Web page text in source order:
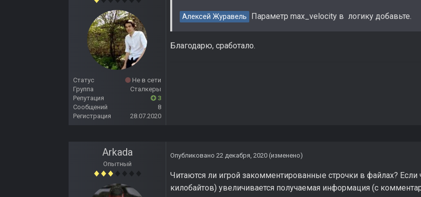
Статус
Не в сети
Группа
Сталкеры
Репутация
3
Сообщений
8
Регистрация
28.07.2020
Алексей Журавель Параметр max_velocity в логику добавьте.
Благодарю, сработало.
Arkada
Опытный
Опубликовано 22 декабря, 2020 (изменено)
Читаются ли игрой закомментированные строчки в файлах? Если
килобайтов) увеличивается получаемая информация (с